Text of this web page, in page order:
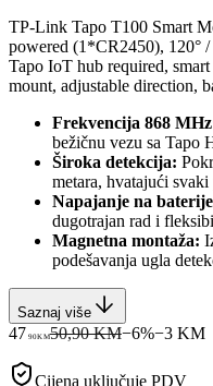
TP-Link Tapo T100 Smart
powered (1*CR2450), 120° /
Tapo IoT hub required,
mount, adjustable direction,
Frekvencija 868
bežičnu vezu sa Tapo
Široka detekcija:
metara, hvatajući svaki
Napajanje na
dugotrajan rad i
Magnetna montaža:
podešavanja ugla
Saznaj više
47 90KM50,90 KM−6%−3KM
Cijena uključuje PDV